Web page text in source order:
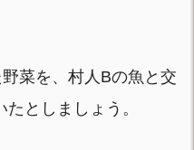
菜を、村人Bの魚と交
としましょう。